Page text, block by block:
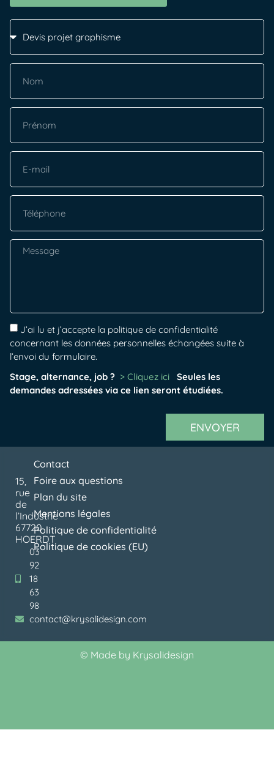
J’ai lu et j’accepte la politique de confidentialité
concernant les données personnelles échangées suite à
l’envoi du formulaire.
Stage, alternance, job ? > Cliquez ici
Seules les
demandes adressées via ce lien seront étudiées.
ENVOYER
15,
rue
de
l’Industrie
67720
HOERDT
03
92
18
63
98
contact@krysalidesign.com
Contact
Foire aux questions
Plan du site
Mentions légales
Politique de confidentialité
Politique de cookies (EU)
© Made by Krysalidesign